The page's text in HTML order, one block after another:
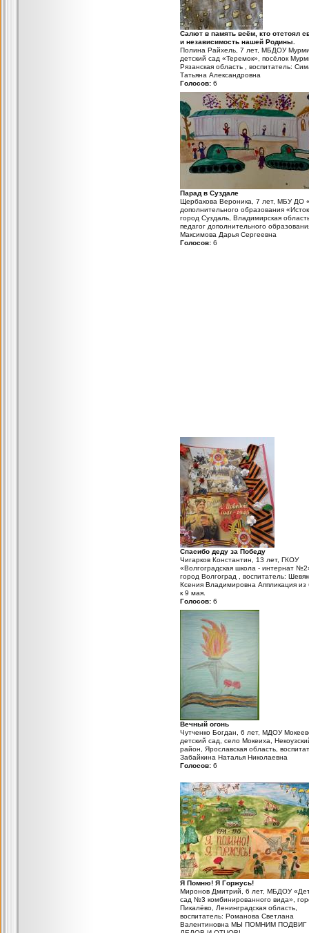
Салют в память всём, кто отстоял
и независимость нашей Родины.
Полина Райхель, 7 лет, МБДОУ
детский сад «Теремок», посёлок
Рязанская область , воспитатель:
Татьяна Александровна
Голосов: 6
Парад в Суздале
Щербакова Вероника, 7 лет, МБУ ДО
дополнительного образования
город Суздаль, Владимирская
педагог дополнительного
Максимова Дарья Сергеевна
Голосов: 6
Спасибо деду за Победу
Чигарков Константин, 13 лет, ГКОУ
«Волгоградская школа - интернат
город Волгоград , воспитатель:
Ксения Владимировна Аппликация из
к 9 мая.
Голосов: 6
Вечный огонь
Чутченко Богдан, 6 лет, МДОУ
детский сад, село Мокеиха,
район, Ярославская область,
Забайкина Наталья Николаевна
Голосов: 6
Я Помню! Я Горжусь!
Миронов Дмитрий, 6 лет, МБДОУ
сад №3 комбинированного вида»,
Пикалёво, Ленинградская область,
воспитатель: Романова Светлана
Валентиновна МЫ ПОМНИМ ПОДВИГ